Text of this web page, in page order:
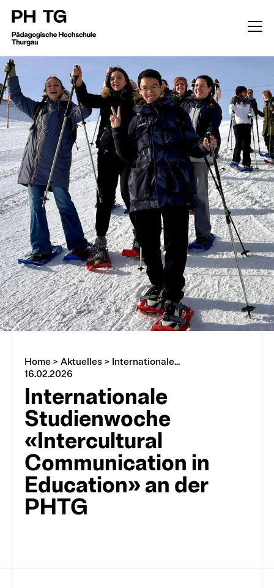
Home> Aktuelles> Internationale...
16.02.2026
Internationale
Studienwoche
«Intercultural
Communication in
Education» an der
PHTG